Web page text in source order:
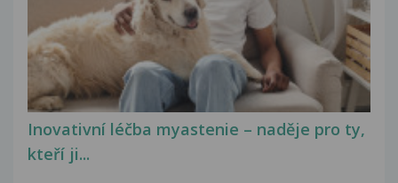
Inovativní léčba myastenie – naděje pro ty,
kteří ji...